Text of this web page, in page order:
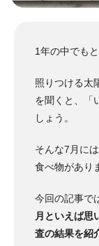
1年の中でも
照りつける太
を聞くと、「
しょう。
そんな7月に
食べ物があり
今回の記事で
月といえば思
査の結果を紹